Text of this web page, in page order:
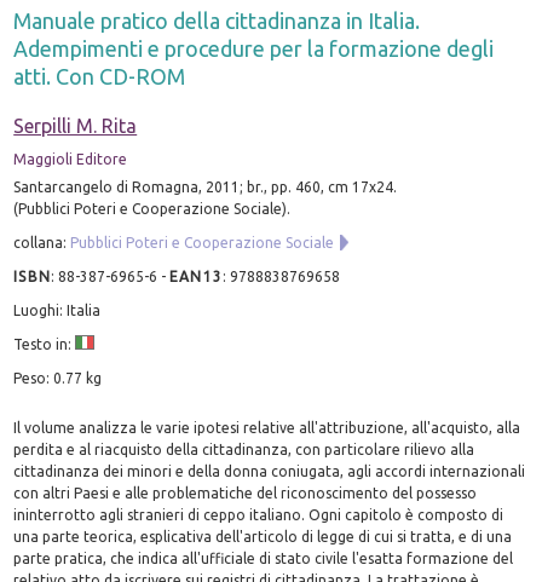
Manuale pratico della cittadinanza in Italia.
Adempimenti e procedure per la formazione degli
atti. Con CD-ROM
Serpilli M. Rita
Maggioli Editore
Santarcangelo di Romagna, 2011; br., pp. 460, cm 17x24.
(Pubblici Poteri e Cooperazione Sociale).
collana: Pubblici Poteri e Cooperazione Sociale
ISBN:88-387-6965-6 - EAN13 :9788838769658
Luoghi: Italia
Testo in:
Peso: 0.77 kg
Il volume analizza le varie ipotesi relative all'attribuzione, all'acquisto, alla
perdita e al riacquisto della cittadinanza, con particolare rilievo alla
cittadinanza dei minori e della donna coniugata, agli accordi internazionali
con altri Paesi e alle problematiche del riconoscimento del possesso
ininterrotto agli stranieri di ceppo italiano. Ogni capitolo è composto di
una parte teorica, esplicativa dell'articolo di legge di cui si tratta, e di una
parte pratica, che indica all'ufficiale di stato civile l'esatta formazione del